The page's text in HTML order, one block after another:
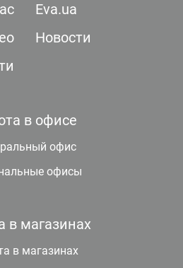
Eva.ua
Новости
в офисе
офис
офисы
в магазинах
в магазинах